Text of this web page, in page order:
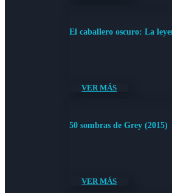
El caballero oscuro: La
VER MÁS
50 sombras de Grey (2015)
VER MÁS